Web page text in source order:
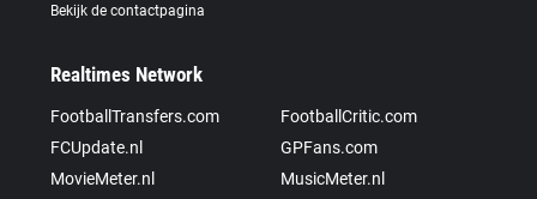
Bekijk de contactpagina
Realtimes Network
FootballTransfers.com
FootballCritic.com
FCUpdate.nl
GPFans.com
MovieMeter.nl
MusicMeter.nl